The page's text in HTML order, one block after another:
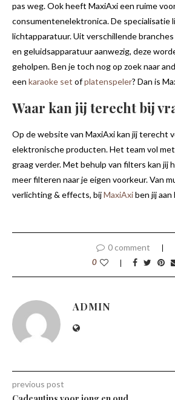
pas weg. Ook heeft MaxiAxi een ruime
consumentenelektronica. De specialisatie
lichtapparatuur. Uit verschillende branches
en geluidsapparatuur aanwezig, deze
geholpen. Ben je toch nog op zoek naar
een karaoke set ofplatenspeler? Dan is
Waar kan jij terecht bij
Op de website van MaxiAxi kan jij terecht
elektronische producten. Het team vol
graag verder. Met behulp van filters kan jij
meer filteren naar je eigen voorkeur. Van
verlichting & effects, bijMaxiAxiben jij
0 comment
0
ADMIN
previous post